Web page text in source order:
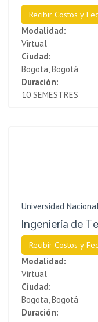
Recibir Costos y
Modalidad:
Virtual
Ciudad:
Bogota, Bogotá
Duración:
10 SEMESTRES
Universidad
Ingeniería de
Recibir Costos y
Modalidad:
Virtual
Ciudad:
Bogota, Bogotá
Duración: